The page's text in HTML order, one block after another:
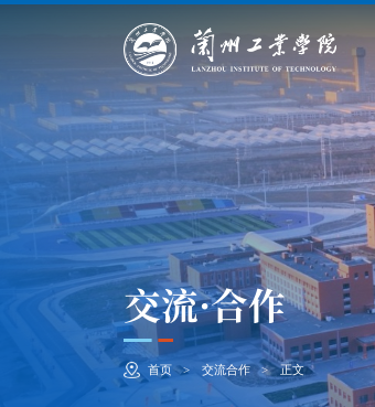
交流·合作
首页 > 交流合作 > 正文